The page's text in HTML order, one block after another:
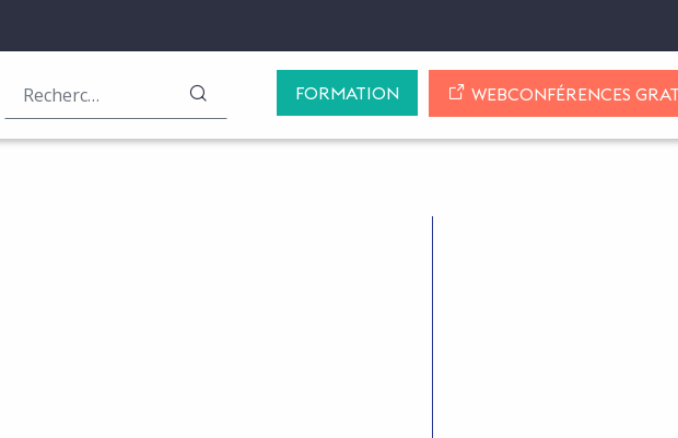
LANCER LA RECHERCHE
FORMATION WEBCONFÉRENCES